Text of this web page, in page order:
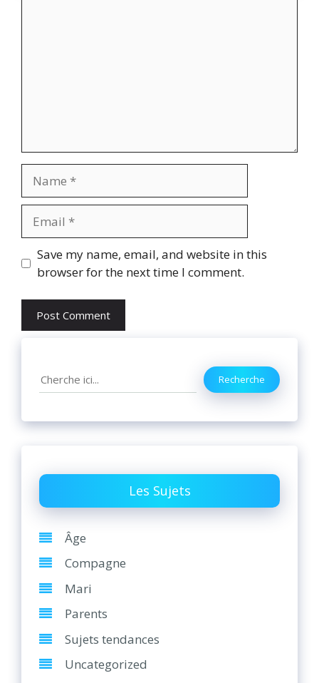
Website
Save my name, email, and website in this
browser for the next time I comment.
Search Recherche
Les Sujets
Âge
Compagne
Mari
Parents
Sujets tendances
Uncategorized